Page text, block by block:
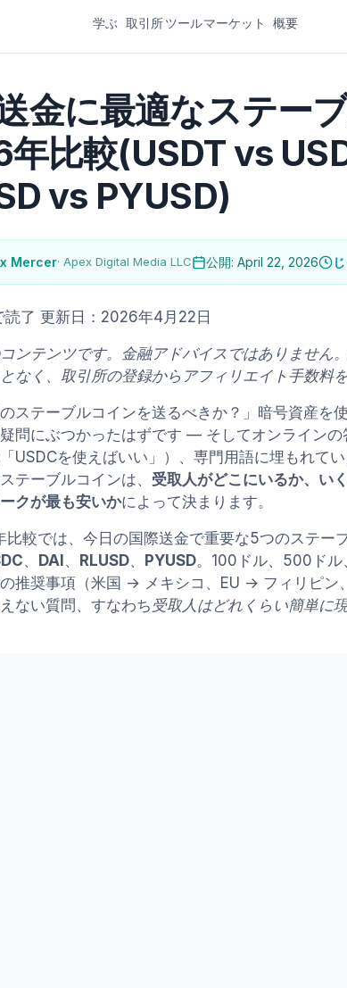
学ぶ 取引所ツールマーケット 概要
金に最適なステー
比較(USDT vs
vs PYUSD)
Mercer· Apex Digital Media LLC 公開: April 22, 2026
読了 更新日：2026年4月22日
ンテンツです。金融アドバイスではありません
なく、取引所の登録からアフィリエイト手数料
のステーブルコインを送るべきか？」暗号資産を
問にぶつかったはずです — そしてオンライン
USDCを使えばいい」）、専門用語に埋もれて
テーブルコインは、 受取人がどこにいるか、い
クが最も安いかによって決まります。
比較では、今日の国際送金で重要な5つのステー
、 DAI 、 RLUSD、 PYUSD。100ドル、500ド
推奨事項（米国 → メキシコ、EU → フィリピン
ない質問、すなわち 受取人はどれくらい簡単に